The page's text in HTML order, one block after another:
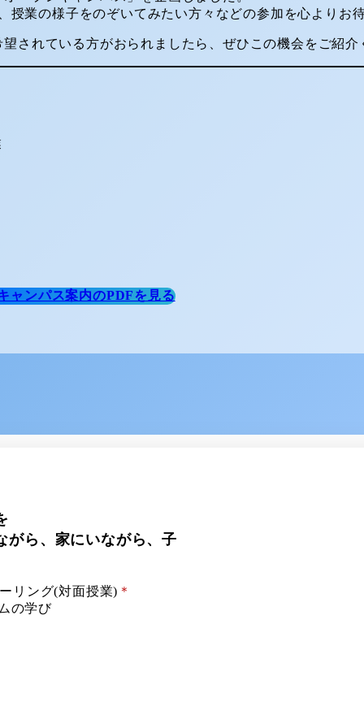
業の様子をのぞいてみたい方々などの参加を心よりお
されている方がおられましたら、ぜひこの機会をご紹介
ャンパス案内のPDFを見る
がら、家にいながら、子
リング(対面授業) ＊
の学び